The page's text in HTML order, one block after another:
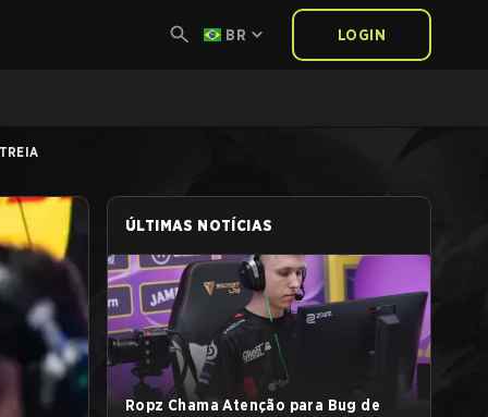
BR LOGIN
ÚLTIMAS NOTÍCIAS
Ropz Chama Atenção para Bug de